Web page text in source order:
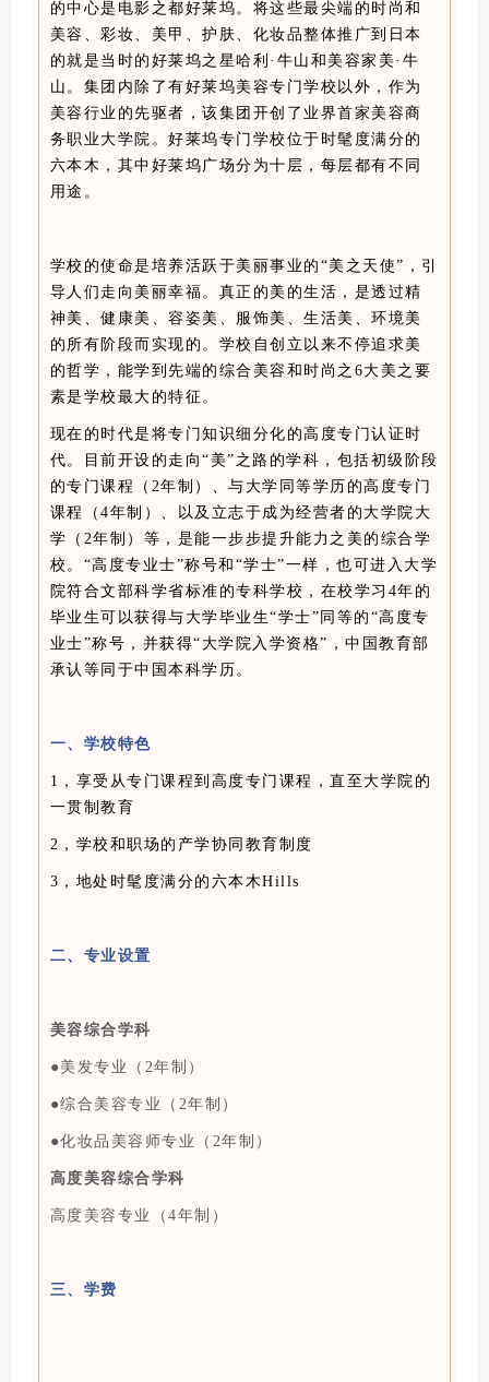
的中心是电影之都好莱坞。将这些最尖端的时尚和
美容、彩妆、美甲、护肤、化妆品整体推广到日本
的就是当时的好莱坞之星哈利·牛山和美容家美·牛
山。集团内除了有好莱坞美容专门学校以外，作为
美容行业的先驱者，该集团开创了业界首家美容商
务职业大学院。好莱坞专门学校位于时髦度满分的
六本木，其中好莱坞广场分为十层，每层都有不同
用途。
学校的使命是培养活跃于美丽事业的“美之天使”，引
导人们走向美丽幸福。真正的美的生活，是透过精
神美、健康美、容姿美、服饰美、生活美、环境美
的所有阶段而实现的。学校自创立以来不停追求美
的哲学，能学到先端的综合美容和时尚之6大美之要
素是学校最大的特征。
现在的时代是将专门知识细分化的高度专门认证时
代。目前开设的走向“美”之路的学科，包括初级阶段
的专门课程（2年制）、与大学同等学历的高度专门
课程（4年制）、以及立志于成为经营者的大学院大
学（2年制）等，是能一步步提升能力之美的综合学
校。“高度专业士”称号和“学士”一样，也可进入大学
院符合文部科学省标准的专科学校，在校学习4年的
毕业生可以获得与大学毕业生“学士”同等的“高度专
业士”称号，并获得“大学院入学资格”，中国教育部
承认等同于中国本科学历。
一、学校特色
1，享受从专门课程到高度专门课程，直至大学院的
一贯制教育
2，学校和职场的产学协同教育制度
3，地处时髦度满分的六本木Hills
二、专业设置
美容综合学科
●美发专业（2年制）
●综合美容专业（2年制）
●化妆品美容师专业（2年制）
高度美容综合学科
高度美容专业（4年制）
三、学费